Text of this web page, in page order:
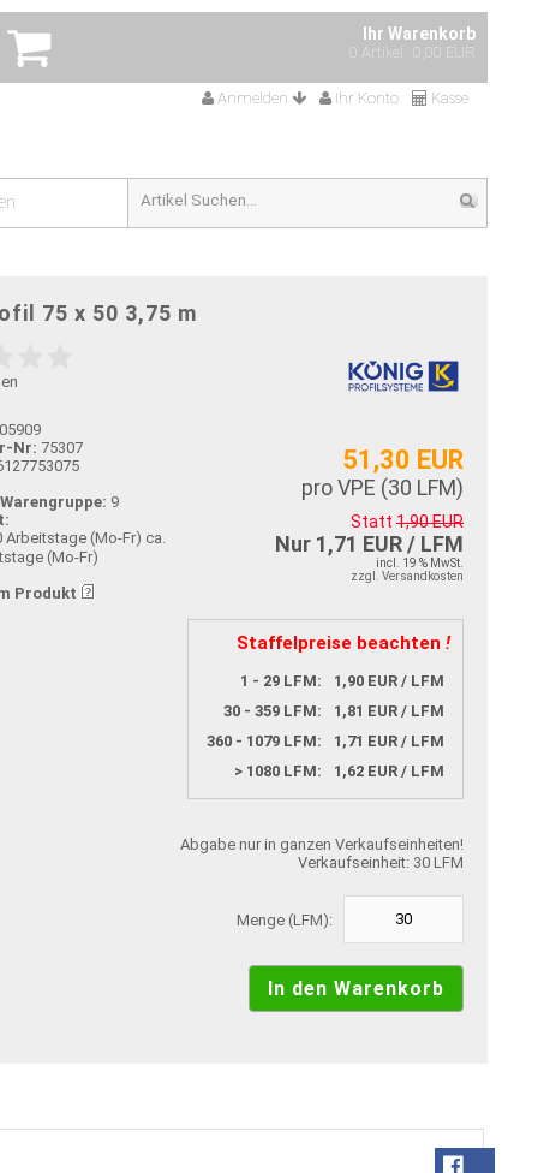
Ihr Warenkorb
0 Artikel 0,00 EUR
Anmelden Ihr Konto Kasse
75 x 50 3,75 m
51,30 EUR
pro VPE (30 LFM)
Statt 1,90 EUR
Nur 1,71 EUR / LFM
incl. 19 % MwSt.
zzgl. Versandkosten
Staffelpreise beachten !
1 - 29 LFM:
1,90 EUR / LFM
30 - 359 LFM:
1,81 EUR / LFM
360 - 1079 LFM:
1,71 EUR / LFM
> 1080 LFM:
1,62 EUR / LFM
Nr: 75307
9
ca.
(Mo-Fr)
Produkt
Abgabe nur in ganzen Verkaufseinheiten!
Verkaufseinheit: 30 LFM
Menge (LFM):